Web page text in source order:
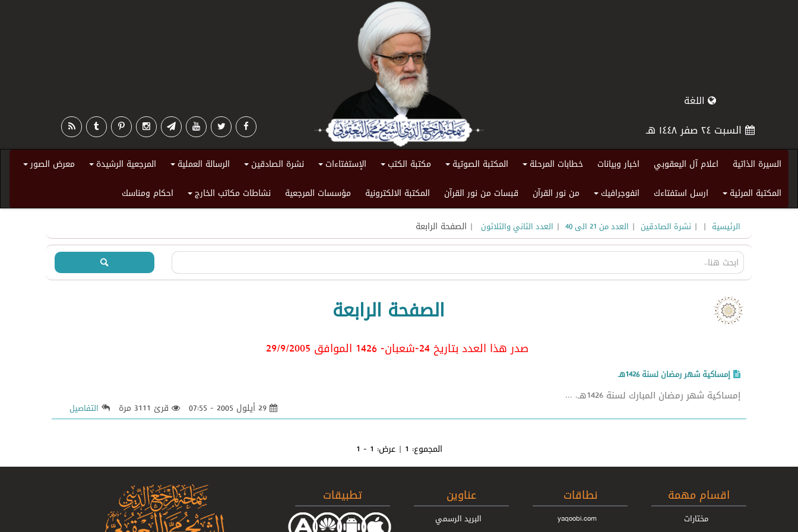
اللغة
السبت ٢٤ صفر ١٤٤٨ هـ
السيرة الذاتية اعلام آل اليعقوبي اخبار وبيانات خطابات المرحلة المكتبة الصوتية مكتبة الكتب الإستفتاءات نشرة الصادقين الرسالة العملية المرجعية الرشيدة معرض الصور
المكتبة المرئية ارسل استفتاءك انفوجرافيك من نور القرآن قبسات من نور القرآن المكتبة الالكترونية مؤسسات المرجعية نشاطات مكاتب الخارج احكام ومناسك
الرئيسية |
| نشرة الصادقين | العدد من 21 الى 40 | العدد الثاني والثلاثون ‏ | الصفحة الرابعة
الصفحة الرابعة
صدر هذا العدد بتاريخ 24-شعبان- 1426 الموافق 29/9/2005
إمساكية شهر رمضان لسنة 1426هـ
إمساكية شهر رمضان المبارك لسنة 1426هـ. ...
قرئ 3111 مرة التفاصيل
المجموع: 1 | عرض: 1 - 1
اقسام مهمة
مختارات
نطاقات
yaqoobi.com
عناوين
البريد الرسمي
تطبيقات